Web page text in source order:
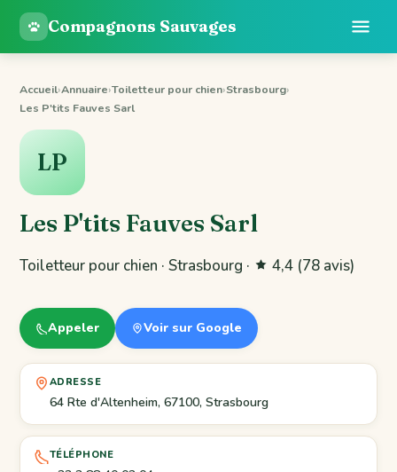
Compagnons Sauvages
Accueil›Annuaire›Toiletteur pour chien›Strasbourg›
Les P'tits Fauves Sarl
LP
Les P'tits Fauves Sarl
Toiletteur pour chien · Strasbourg · 4,4 (78 avis)
Appeler Voir sur Google
ADRESSE
64 Rte d'Altenheim, 67100, Strasbourg
TÉLÉPHONE